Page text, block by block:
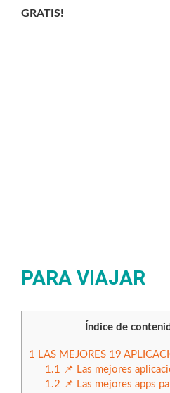
GRATIS!
PARA VIAJAR
Índice de
1 LAS MEJORES 19
1.1 📌 Las mejores
1.2 📌 Las mejores apps